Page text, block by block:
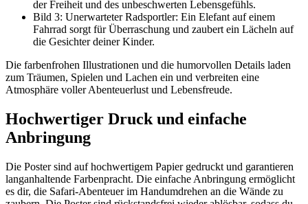
der Freiheit und des unbeschwerten Lebensgefühls.
Bild 3: Unerwarteter Radsportler: Ein Elefant auf einem
Fahrrad sorgt für Überraschung und zaubert ein Lächeln auf
die Gesichter deiner Kinder.
Die farbenfrohen Illustrationen und die humorvollen Details laden
zum Träumen, Spielen und Lachen ein und verbreiten eine
Atmosphäre voller Abenteuerlust und Lebensfreude.
Hochwertiger Druck und einfache
Anbringung
Die Poster sind auf hochwertigem Papier gedruckt und garantieren
langanhaltende Farbenpracht. Die einfache Anbringung ermöglicht
es dir, die Safari-Abenteuer im Handumdrehen an die Wände zu